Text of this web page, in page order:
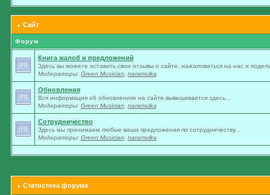
Сайт
Форум
Книга жалоб и предложений
Здесь вы можете оставить свои отзывы о сайте, нажаловаться на нас и
Модераторы: Green Musician naramulka
Обновления
Вся информация об обновлениях на сайте вывешивается здесь...
Модераторы: Green Musician naramulka
Сотрудничество
Здесь мы принимаем любые ваши предложения по сотрудничеству...
Модераторы: Green Musician naramulka
Статистика форума